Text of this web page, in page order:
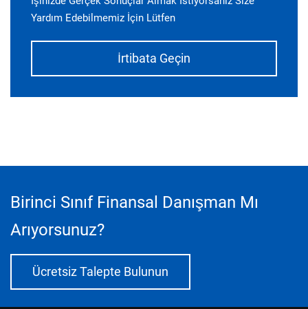
Yardım Edebilmemiz İçin Lütfen
İrtibata Geçin
Birinci Sınıf Finansal Danışman Mı
Arıyorsunuz?
Ücretsiz Talepte Bulunun